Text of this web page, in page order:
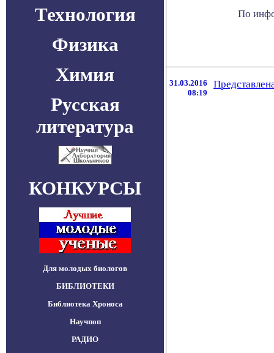
Технология
Физика
Химия
Русская
литература
КОНКУРСЫ
Для молодых биологов
БИБЛИОТЕКИ
Библиотека Хроноса
Научпоп
РАДИО
По
31.03.2016
08:19